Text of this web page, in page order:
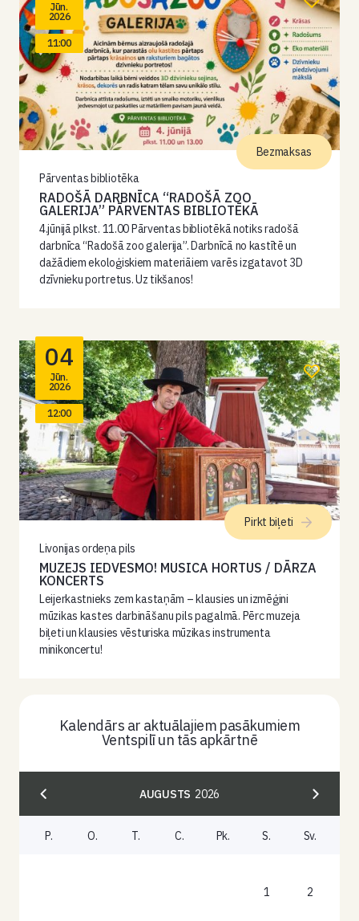
Jūn.
2026
11:00
Pārventas bibliotēka
RADOŠĀ DARBNĪCA “RADOŠĀ ZOO
GALERIJA” PĀRVENTAS BIBLIOTĒKĀ
4.jūnijā plkst. 11.00 Pārventas bibliotēkā notiks radošā
darbnīca “Radošā zoo galerija”. Darbnīcā no kastītē un
dažādiem ekoloģiskiem materiāiem varēs izgatavot 3D
dzīvnieku portretus. Uz tikšanos!
Bezmaksas
04
Jūn.
2026
12:00
Livonijas ordeņa pils
MUZEJS IEDVESMO! MUSICA HORTUS / DĀRZA
KONCERTS
Leijerkastnieks zem kastaņām – klausies un izmēģini
mūzikas kastes darbināšanu pils pagalmā. Pērc muzeja
biļeti un klausies vēsturiska mūzikas instrumenta
minikoncertu!
Pirkt biļeti
Kalendārs ar aktuālajiem pasākumiem
Ventspilī un tās apkārtnē
AUGUSTS 2026
P. O. T. C. Pk. S. Sv.
1 2